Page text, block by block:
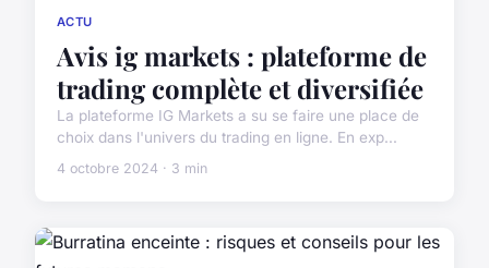
ACTU
Avis ig markets : plateforme de
trading complète et diversifiée
La plateforme IG Markets a su se faire une place de
choix dans l'univers du trading en ligne. En exp...
4 octobre 2024 · 3 min